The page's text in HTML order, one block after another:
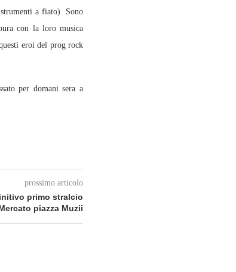
a fiato). Sono
con la loro musica
eroi del prog rock
per domani sera a
prossimo articolo
primo stralcio
piazza Muzii